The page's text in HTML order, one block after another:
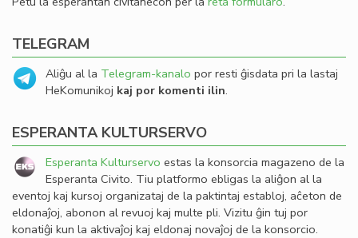
TELEGRAM
Aliĝu al la Telegram-kanalo por resti ĝisdata pri la lastaj
HeKomunikoj kaj por komenti ilin.
ESPERANTA KULTURSERVO
Esperanta Kulturservo estas la konsorcia magazeno de la
Esperanta Civito. Tiu platformo ebligas la aliĝon al la
eventoj kaj kursoj organizataj de la paktintaj establoj, aĉeton de
eldonaĵoj, abonon al revuoj kaj multe pli. Vizitu ĝin tuj por
konatiĝi kun la aktivaĵoj kaj eldonaj novaĵoj de la konsorcio.